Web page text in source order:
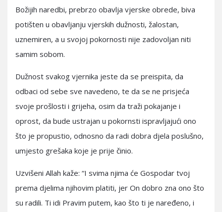
Božijih naredbi, prebrzo obavlja vjerske obrede, biva
potišten u obavljanju vjerskih dužnosti, žalostan,
uznemiren, a u svojoj pokornosti nije zadovoljan niti
samim sobom.
Dužnost svakog vjernika jeste da se preispita, da
odbaci od sebe sve navedeno, te da se ne prisjeća
svoje prošlosti i grijeha, osim da traži pokajanje i
oprost, da bude ustrajan u pokornsti ispravljajući ono
što je propustio, odnosno da radi dobra djela poslušno,
umjesto grešaka koje je prije činio.
Uzvišeni Allah kaže: “I svima njima će Gospodar tvoj
prema djelima njihovim platiti, jer On dobro zna ono što
su radili. Ti idi Pravim putem, kao što ti je naređeno, i